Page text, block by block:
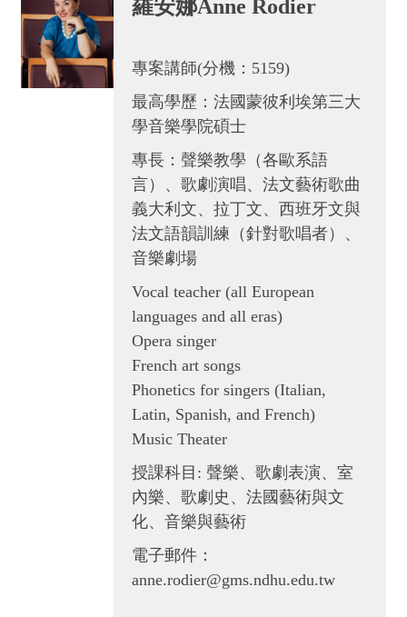
羅安娜Anne Rodier
專案講師(分機：5159)
最高學歷：法國蒙彼利埃第三大
學音樂學院碩士
專長：聲樂教學（各歐系語
言）、歌劇演唱、法文藝術歌曲
義大利文、拉丁文、西班牙文與
法文語韻訓練（針對歌唱者）、
音樂劇場
Vocal teacher (all European
languages and all eras)
Opera singer
French art songs
Phonetics for singers (Italian,
Latin, Spanish, and French)
Music Theater
授課科目: 聲樂、歌劇表演、室
內樂、歌劇史、法國藝術與文
化、音樂與藝術
電子郵件：
anne.rodier@gms.ndhu.edu.tw